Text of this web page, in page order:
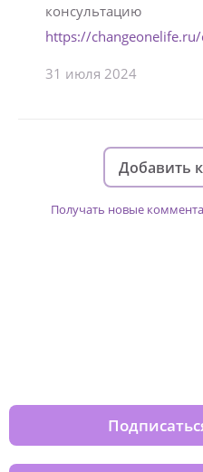
консультацию
https://
31 июля 2024
Добавить
Получать новые